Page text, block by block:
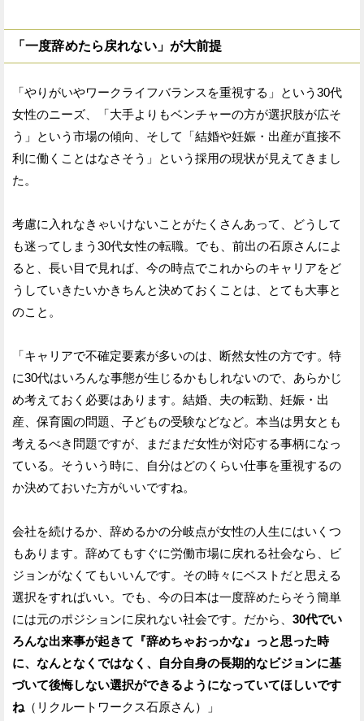
「一度辞めたら戻れない」が大前提
「やりがいやワークライフバランスを重視する」という30代
女性のニーズ、「大手よりもベンチャーの方が選択肢が広そ
う」という市場の傾向、そして「結婚や妊娠・出産が直接不
利に働くことはなさそう」という採用の現状が見えてきまし
た。
考慮に入れなきゃいけないことがたくさんあって、どうして
も迷ってしまう30代女性の転職。でも、前出の石原さんによ
ると、長い目で見れば、今の時点でこれからのキャリアをど
うしていきたいかきちんと決めておくことは、とても大事と
のこと。
「キャリアで不確定要素が多いのは、断然女性の方です。特
に30代はいろんな事態が生じるかもしれないので、あらかじ
め考えておく必要はあります。結婚、夫の転勤、妊娠・出
産、保育園の問題、子どもの受験などなど。本当は男女とも
考えるべき問題ですが、まだまだ女性が対応する事柄になっ
ている。そういう時に、自分はどのくらい仕事を重視するの
か決めておいた方がいいですね。
会社を続けるか、辞めるかの分岐点が女性の人生にはいくつ
もあります。辞めてもすぐに労働市場に戻れる社会なら、ビ
ジョンがなくてもいいんです。その時々にベストだと思える
選択をすればいい。でも、今の日本は一度辞めたらそう簡単
には元のポジションに戻れない社会です。だから、 30代でい
ろんな出来事が起きて『辞めちゃおっかな』っと思った時
に、なんとなくではなく、自分自身の長期的なビジョンに基
づいて後悔しない選択ができるようになっていてほしいです
ね （リクルートワークス石原さん）」